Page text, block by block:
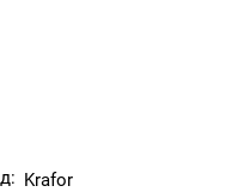
на поверхности
окалины, жира,
Krafor